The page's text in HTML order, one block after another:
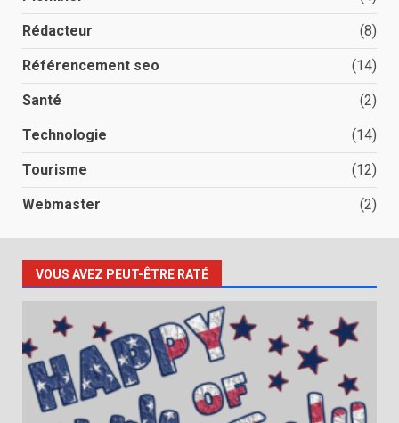
Rédacteur (8)
Référencement seo (14)
Santé (2)
Technologie (14)
Tourisme (12)
Webmaster (2)
VOUS AVEZ PEUT-ÊTRE RATÉ